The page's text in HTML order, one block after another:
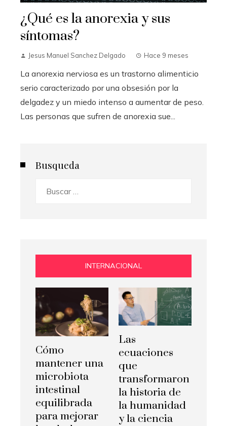
¿Qué es la anorexia y sus
síntomas?
Jesus Manuel Sanchez Delgado Hace 9 meses
La anorexia nerviosa es un trastorno alimenticio
serio caracterizado por una obsesión por la
delgadez y un miedo intenso a aumentar de peso.
Las personas que sufren de anorexia sue...
Busqueda
INTERNACIONAL
Cómo
mantener una
microbiota
intestinal
equilibrada
para mejorar
Las
ecuaciones
que
transformaron
la historia de
la humanidad
y la ciencia